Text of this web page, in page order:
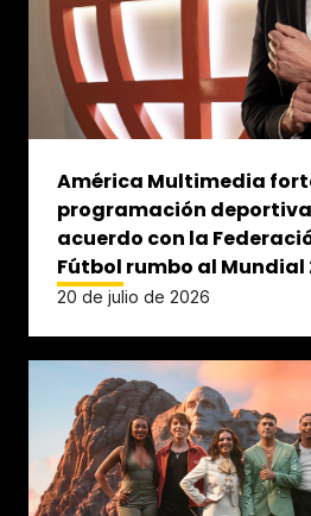
América Multimedia
programación
acuerdo con la
Fútbol rumbo al Mundial
20 de julio de 2026